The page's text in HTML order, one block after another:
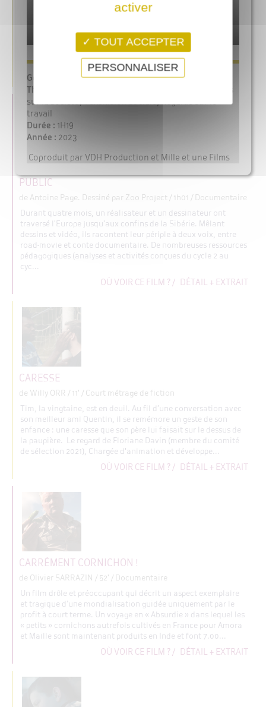
Et demain, comme chaque matin, il attendra... Attention, une
déclaration auprès de la SACEM doit être faite pour toute
projection du film (publique ou non publique).Pour plus ...
OÙ VOIR CE FILM ?/ DÉTAIL + EXTRAIT
PUBLIC
de Antoine Page. Dessiné par Zoo Project / 1h01 / Documentaire
Durant quatre mois, un réalisateur et un dessinateur ont
traversé l'Europe jusqu’aux confins de la Sibérie. Mêlant
dessins et vidéo, ils racontent leur périple à deux voix, entre
road-movie et conte documentaire. De nombreuses ressources
pédagogiques (analyses et activités conçues du cycle 2 au
cyc...
OÙ VOIR CE FILM ? / DÉTAIL + EXTRAIT
CARESSE
de Willy ORR / 11' / Court métrage de fiction
Tim, la vingtaine, est en deuil. Au fil d’une conversation avec
son meilleur ami Quentin, il se remémore un geste de son
enfance : une caresse que son père lui faisait sur le dessus de
la paupière. Le regard de Floriane Davin (membre du comité
de sélection 2021), Chargée d'animation et développe...
OÙ VOIR CE FILM ? / DÉTAIL + EXTRAIT
CARRÉMENT CORNICHON !
de Olivier SARRAZIN / 52' / Documentaire
Un film drôle et préoccupant qui décrit un aspect exemplaire
et tragique d’une mondialisation guidée uniquement par le
profit à court terme. Un voyage en « Absurdie » dans lequel les
« petits » cornichons autrefois cultivés en France pour Amora
et Maille sont maintenant produits en Inde et font 7.00...
OÙ VOIR CE FILM ? / DÉTAIL + EXTRAIT
activer
TOUT ACCEPTER
PERSONNALISER